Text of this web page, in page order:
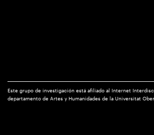
Este grupo de investigación está afiliado al Internet
departamento de Artes y Humanidades de la Universitat